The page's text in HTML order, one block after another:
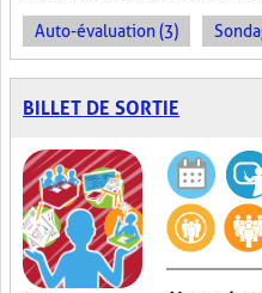
Auto-évaluation (3)
BILLET DE SORTIE